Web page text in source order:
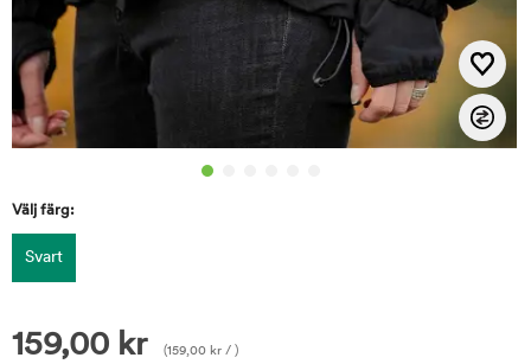
Välj färg:
Svart
159,00 kr (159,00 kr / )